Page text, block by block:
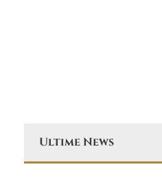
Ultime News